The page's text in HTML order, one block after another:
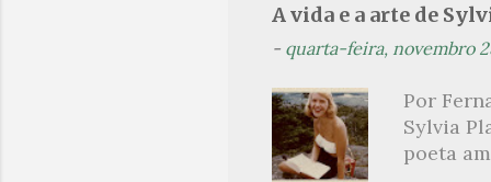
leitura
heróico
próprio
A vida e a arte de
- quarta-feira, novembro
Por
Sylvia
poeta